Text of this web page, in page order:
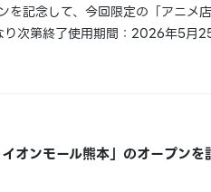
記念して、今回限定の「アニメ
次第終了使用期間：2026年5月
オンモール熊本」のオープンを